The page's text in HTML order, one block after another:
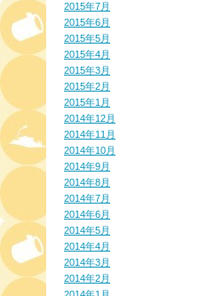
2015年7月
2015年6月
2015年5月
2015年4月
2015年3月
2015年2月
2015年1月
2014年12月
2014年11月
2014年10月
2014年9月
2014年8月
2014年7月
2014年6月
2014年5月
2014年4月
2014年3月
2014年2月